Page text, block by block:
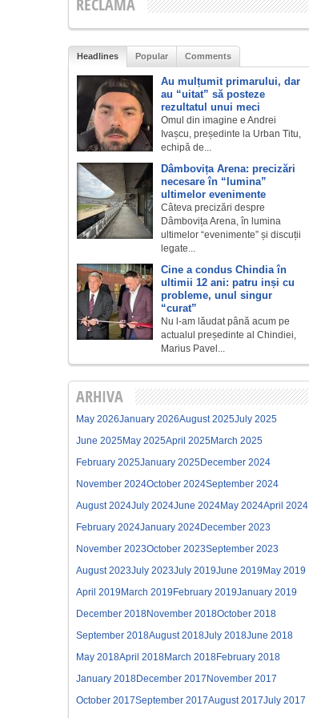
RECLAMA
Headlines Popular Comments
Au mulțumit primarului, dar
au “uitat” să posteze
rezultatul unui meci
Omul din imagine e Andrei
Ivașcu, președinte la Urban Titu,
echipă de...
Dâmbovița Arena: precizări
necesare în “lumina”
ultimelor evenimente
Câteva precizări despre
Dâmbovița Arena, în lumina
ultimelor “evenimente” și discuții
legate...
Cine a condus Chindia în
ultimii 12 ani: patru inși cu
probleme, unul singur
“curat”
Nu l-am lăudat până acum pe
actualul președinte al Chindiei,
Marius Pavel...
ARHIVA
May 2026January 2026August 2025July 2025
June 2025May 2025April 2025March 2025
February 2025January 2025December 2024
November 2024October 2024September 2024
August 2024July 2024June 2024May 2024April 2024
February 2024January 2024December 2023
November 2023October 2023September 2023
August 2023July 2023July 2019June 2019 May 2019
April 2019 March 2019 February 2019January 2019
December 2018November 2018October 2018
September 2018August 2018July 2018June 2018
May 2018April 2018March 2018February 2018
January 2018December 2017 November 2017
October 2017September 2017August 2017July 2017